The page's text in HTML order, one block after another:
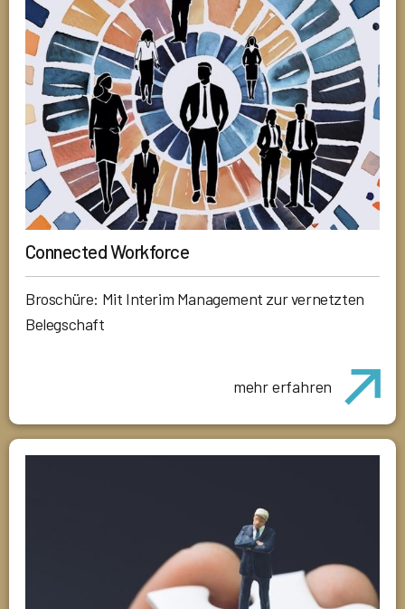
Connected Workforce
Broschüre: Mit Interim Management zur vernetzten
Belegschaft
mehr erfahren